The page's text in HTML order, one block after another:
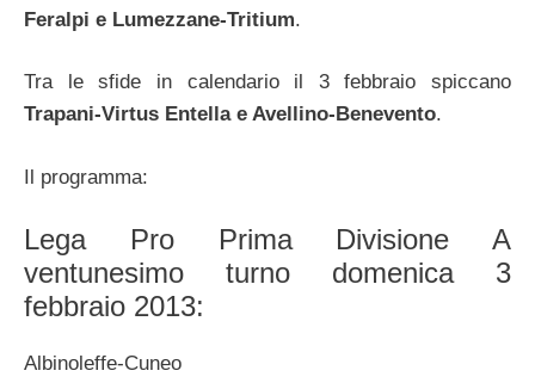
Feralpi e Lumezzane-Tritium.
Tra le sfide in calendario il 3 febbraio spiccano
Trapani-Virtus Entella e Avellino-Benevento.
Il programma:
Lega Pro Prima Divisione A
ventunesimo turno domenica 3
febbraio 2013:
Albinoleffe-Cuneo